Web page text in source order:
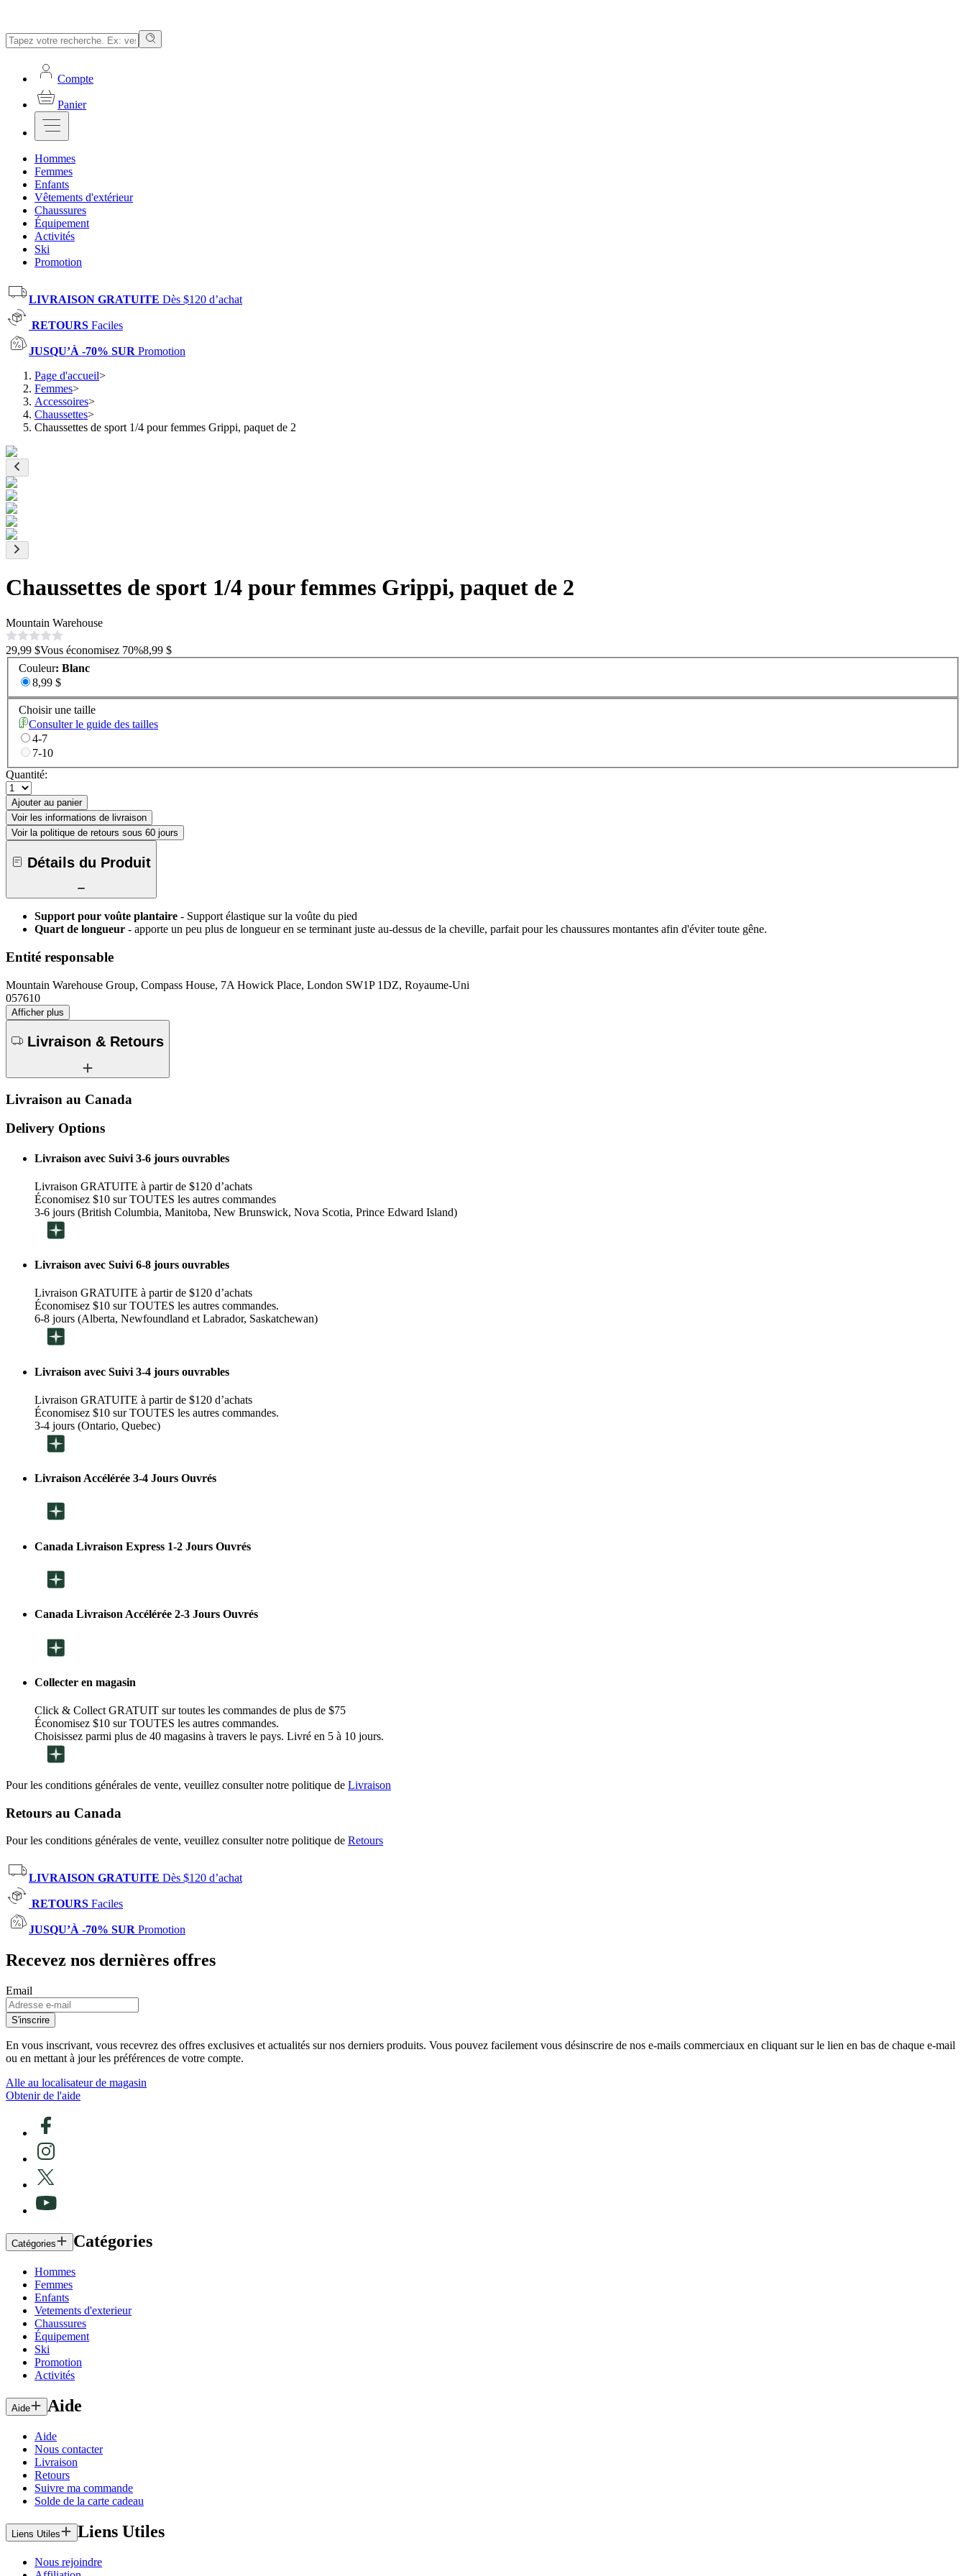
Compte
Panier
Hommes
Femmes
Enfants
Vêtements d'extérieur
Chaussures
Équipement
Activités
Ski
Promotion
LIVRAISON GRATUITE Dès $120 d’achat
RETOURS Faciles
JUSQU’À -70% SUR Promotion
Page d'accueil>
Femmes>
Accessoires>
Chaussettes>
Chaussettes de sport 1/4 pour femmes Grippi, paquet de 2
Chaussettes de sport 1/4 pour femmes Grippi, paquet de 2
Mountain Warehouse
29,99 $Vous économisez 70%8,99 $
Couleur: Blanc
8,99 $
Choisir une taille
Consulter le guide des tailles
4-7
7-10
Quantité:
Ajouter au panier
Voir les informations de livraison
Voir la politique de retours sous 60 jours
Détails du Produit
Support pour voûte plantaire - Support élastique sur la voûte du pied
Quart de longueur - apporte un peu plus de longueur en se terminant juste au-dessus de la cheville, parfait pour les chaussures montantes afin d'éviter toute gêne.
Entité responsable
Mountain Warehouse Group, Compass House, 7A Howick Place, London SW1P 1DZ, Royaume-Uni
057610
Afficher plus
Livraison & Retours
Livraison au Canada
Delivery Options
Livraison avec Suivi 3-6 jours ouvrables
Livraison GRATUITE à partir de $120 d’achats
Économisez $10 sur TOUTES les autres commandes
3-6 jours (British Columbia, Manitoba, New Brunswick, Nova Scotia, Prince Edward Island)
Livraison avec Suivi 6-8 jours ouvrables
Livraison GRATUITE à partir de $120 d’achats
Économisez $10 sur TOUTES les autres commandes.
6-8 jours (Alberta, Newfoundland et Labrador, Saskatchewan)
Livraison avec Suivi 3-4 jours ouvrables
Livraison GRATUITE à partir de $120 d’achats
Économisez $10 sur TOUTES les autres commandes.
3-4 jours (Ontario, Quebec)
Livraison Accélérée 3-4 Jours Ouvrés
Canada Livraison Express 1-2 Jours Ouvrés
Canada Livraison Accélérée 2-3 Jours Ouvrés
Collecter en magasin
Click & Collect GRATUIT sur toutes les commandes de plus de $75
Économisez $10 sur TOUTES les autres commandes.
Choisissez parmi plus de 40 magasins à travers le pays. Livré en 5 à 10 jours.
Pour les conditions générales de vente, veuillez consulter notre politique de Livraison
Retours au Canada
Pour les conditions générales de vente, veuillez consulter notre politique de Retours
LIVRAISON GRATUITE Dès $120 d’achat
RETOURS Faciles
JUSQU’À -70% SUR Promotion
Recevez nos dernières offres
Email
S'inscrire
En vous inscrivant, vous recevrez des offres exclusives et actualités sur nos derniers produits. Vous pouvez facilement vous désinscrire de nos e-mails commerciaux en cliquant sur le lien en bas de chaque e-mail
ou en mettant à jour les préférences de votre compte.
Alle au localisateur de magasin
Obtenir de l'aide
Catégories Catégories
Hommes
Femmes
Enfants
Vetements d'exterieur
Chaussures
Équipement
Ski
Promotion
Activités
Aide Aide
Aide
Nous contacter
Livraison
Retours
Suivre ma commande
Solde de la carte cadeau
Liens Utiles Liens Utiles
Nous rejoindre